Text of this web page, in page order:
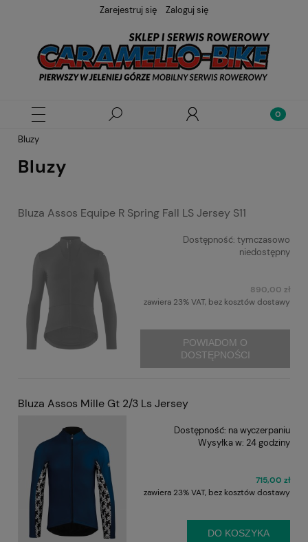
Zarejestruj się Zaloguj się
Bluzy
Bluzy
Bluza Assos Equipe R Spring Fall LS Jersey S11
Dostępność: tymczasowo
niedostępny
890,00 zł
zawiera 23% VAT, bez kosztów dostawy
POWIADOM O
DOSTĘPNOŚCI
Bluza Assos Mille Gt 2/3 Ls Jersey
Dostępność: na wyczerpaniu
Wysyłka w: 24 godziny
715,00 zł
zawiera 23% VAT, bez kosztów dostawy
DO KOSZYKA